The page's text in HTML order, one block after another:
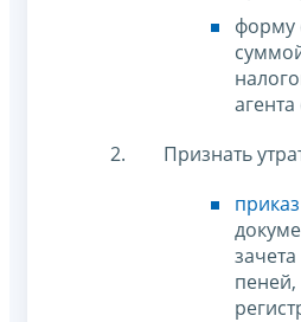
форму
Признать